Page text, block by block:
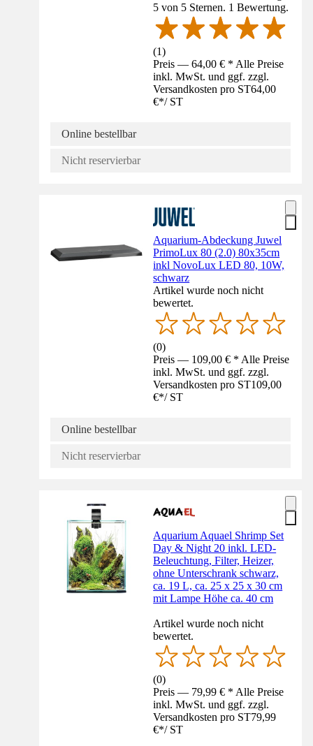
5 von 5 Sternen. 1 Bewertung.
(1)
Preis — 64,00 € * Alle Preise
inkl. MwSt. und ggf. zzgl.
Versandkosten pro ST64,00
€*/ ST
Online bestellbar
Nicht reservierbar
Aquarium-Abdeckung Juwel
PrimoLux 80 (2.0) 80x35cm
inkl NovoLux LED 80, 10W,
schwarz
Artikel wurde noch nicht
bewertet.
(0)
Preis — 109,00 € * Alle Preise
inkl. MwSt. und ggf. zzgl.
Versandkosten pro ST109,00
€*/ ST
Online bestellbar
Nicht reservierbar
Aquarium Aquael Shrimp Set
Day & Night 20 inkl. LED-
Beleuchtung, Filter, Heizer,
ohne Unterschrank schwarz,
ca. 19 L, ca. 25 x 25 x 30 cm
mit Lampe Höhe ca. 40 cm
Artikel wurde noch nicht
bewertet.
(0)
Preis — 79,99 € * Alle Preise
inkl. MwSt. und ggf. zzgl.
Versandkosten pro ST79,99
€*/ ST